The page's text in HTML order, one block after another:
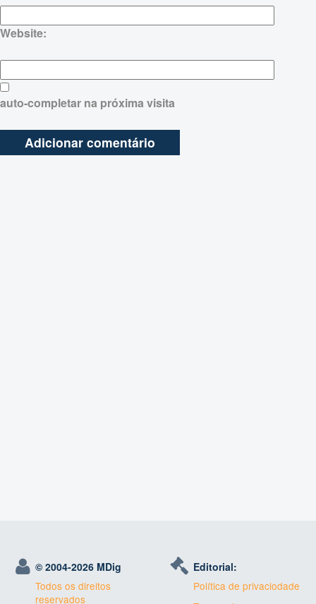
Website:
auto-completar na próxima visita
© 2004-2026 MDig
Todos os direitos
reservados
Editorial:
Política de privaciodade